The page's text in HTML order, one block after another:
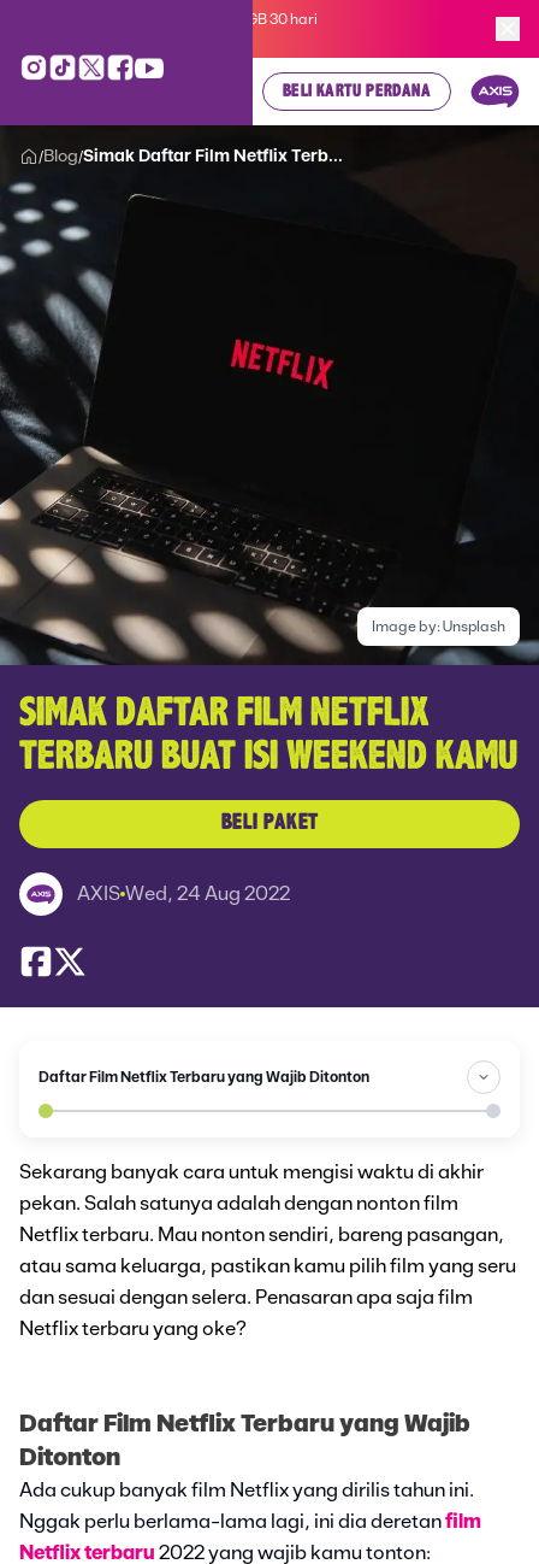
Kartu Perdana AXIS Suka-Suka 3GB 30 hari
BELI KARTU PERDANA
/Blog/Simak Daftar Film Netflix Terb...
Image by:Unsplash
SIMAK DAFTAR FILM NETFLIX
TERBARU BUAT ISI WEEKEND KAMU
BELI PAKET
AXIS Wed, 24 Aug 2022
Daftar Film Netflix Terbaru yang Wajib Ditonton
Sekarang banyak cara untuk mengisi waktu di akhir
pekan. Salah satunya adalah dengan nonton film
Netflix terbaru. Mau nonton sendiri, bareng pasangan,
atau sama keluarga, pastikan kamu pilih film yang seru
dan sesuai dengan selera. Penasaran apa saja film
Netflix terbaru yang oke?
Daftar Film Netflix Terbaru yang Wajib
Ditonton
Ada cukup banyak film Netflix yang dirilis tahun ini.
Nggak perlu berlama-lama lagi, ini dia deretanfilm
Netflix terbaru 2022 yang wajib kamu tonton: